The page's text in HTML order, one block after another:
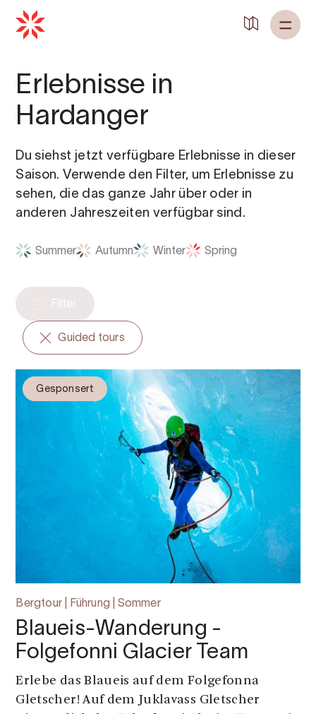
Erlebnisse in
Hardanger
Du siehst jetzt verfügbare Erlebnisse in dieser
Saison. Verwende den Filter, um Erlebnisse zu
sehen, die das ganze Jahr über oder in
anderen Jahreszeiten verfügbar sind.
Summer Autumn Winter Spring
Filter
Guided tours
Gesponsert
Bergtour | Führung | Sommer
Blaueis-Wanderung -
Folgefonni Glacier Team
Erlebe das Blaueis auf dem Folgefonna
Gletscher! Auf dem Juklavass Gletscher